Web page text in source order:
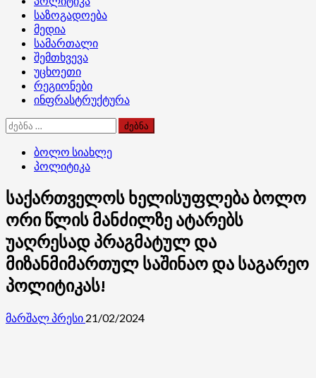
Menu
საზოგადოება
მედია
სამართალი
შემთხვევა
უცხოეთი
რეგიონები
ინფრასტრუქტურა
ძებნა:
ბოლო სიახლე
პოლიტიკა
საქართველოს ხელისუფლება ბოლო
ორი წლის მანძილზე ატარებს
უაღრესად პრაგმატულ და
მიზანმიმართულ საშინაო და საგარეო
პოლიტიკას!
მარშალ პრესი 21/02/2024